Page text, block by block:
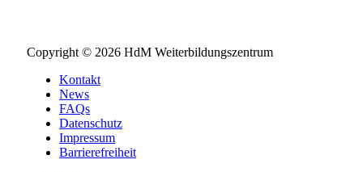
Copyright © 2026 HdM Weiterbildungszentrum
Kontakt
News
FAQs
Datenschutz
Impressum
Barrierefreiheit